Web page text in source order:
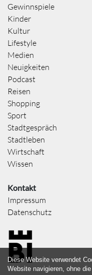
Gewinnspiele
Kinder
Kultur
Lifestyle
Medien
Neuigkeiten
Podcast
Reisen
Shopping
Sport
Stadtgespräch
Stadtleben
Wirtschaft
Wissen
Kontakt
Impressum
Datenschutz
Diese Website verwendet
Website navigieren, ohne